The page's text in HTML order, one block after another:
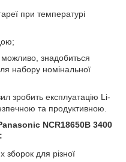
при температурі
можливо, знадобиться
набору номінальної
зробить експлуатацію Li-
та продуктивною.
NCR18650B 3400
зборок для різної